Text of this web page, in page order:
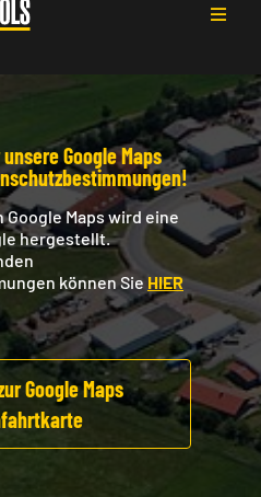
Google Maps
Maps wird eine
hergestellt.
können SieHIER
Google Maps